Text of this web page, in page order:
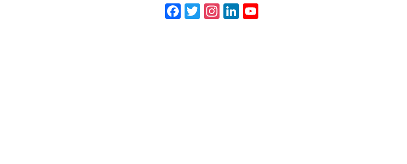
Facebook
Twitter
Instagram
LinkedIn